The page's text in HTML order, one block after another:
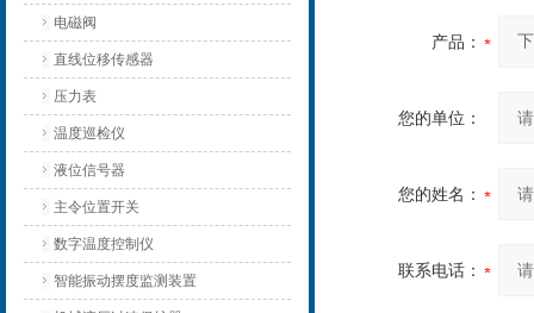
电磁阀
直线位移传感器
压力表
温度巡检仪
液位信号器
主令位置开关
数字温度控制仪
智能振动摆度监测装置
产品：
您的单位：
您的姓名：
联系电话：